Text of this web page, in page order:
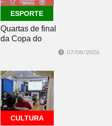
ESPORTE
Quartas de final
da Copa do
Brasil 2026: veja
do sorteio
07/08/2026
CULTURA